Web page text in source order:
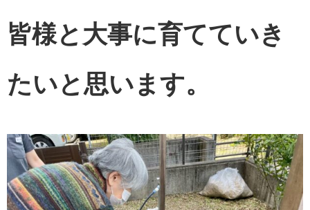
皆様と大事に育てていき
たいと思います。